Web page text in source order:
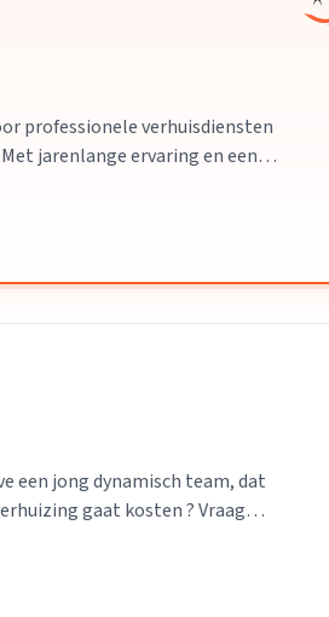
professionele verhuisdiensten
jarenlange ervaring en een
een jong dynamisch team, dat
gaat kosten ? Vraag